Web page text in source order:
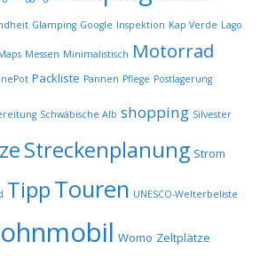
Glamping Google Inspektion Kap Verde Lago
Messen Minimalistisch Motorrad
Packliste Pannen Pflege Postlagerung
Schwäbische Alb shopping Silvester
Streckenplanung Strom
TippTouren UNESCO-Welterbeliste
Womo Zeltplätze